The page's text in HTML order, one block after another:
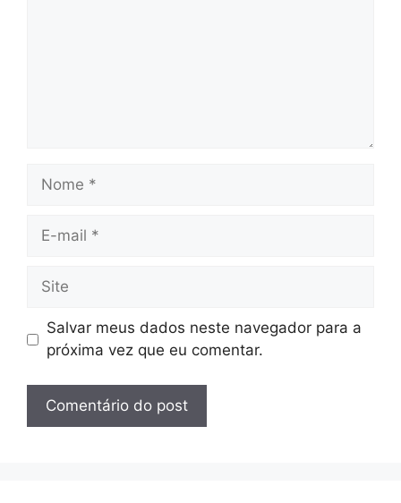
Nome
Site
Salvar meus dados neste navegador para a
próxima vez que eu comentar.